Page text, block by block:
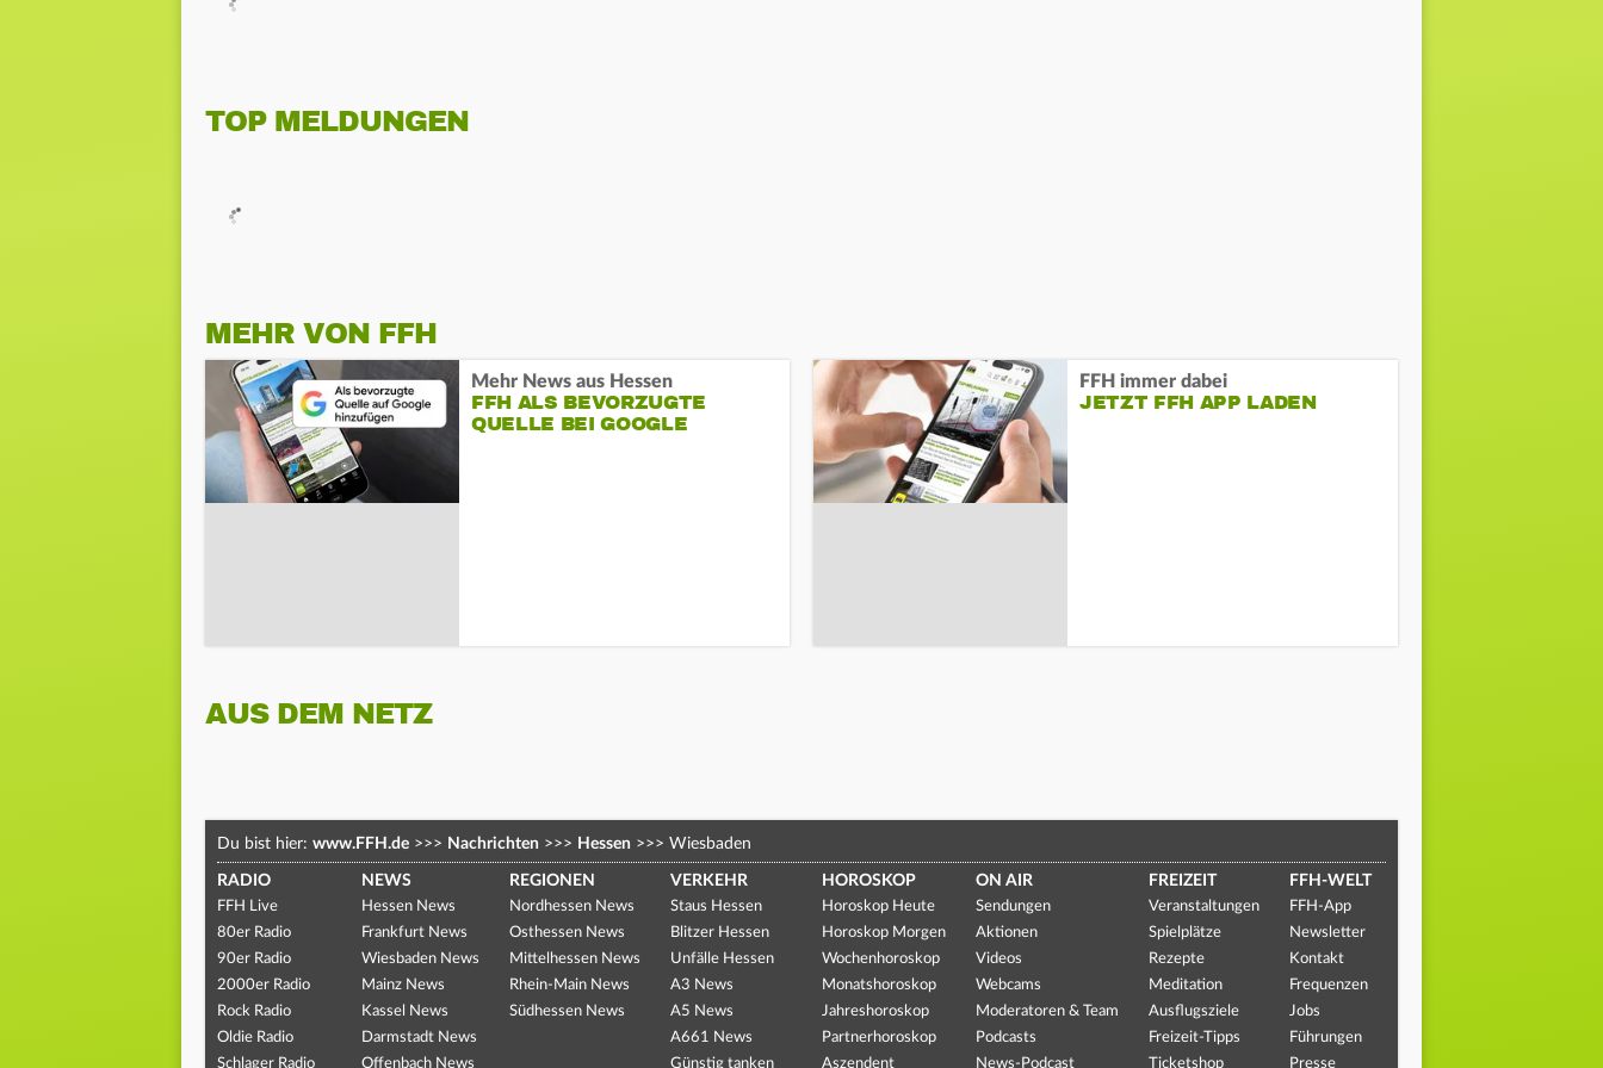
TOP MELDUNGEN
MEHR VON FFH
Mehr News aus Hessen
FFH ALS BEVORZUGTE
QUELLE BEI GOOGLE
FFH immer dabei
JETZT FFH APP LADEN
AUS DEM NETZ
Du bist hier: www.FFH.de >>> Nachrichten >>> Hessen >>> Wiesbaden
RADIO
FFH Live
80er Radio
90er Radio
2000er Radio
Rock Radio
Oldie Radio
Schlager Radio
NEWS
Hessen News
Frankfurt News
Wiesbaden News
Mainz News
Kassel News
Darmstadt News
Offenbach News
REGIONEN
Nordhessen News
Osthessen News
Mittelhessen News
Rhein-Main News
Südhessen News
VERKEHR
Staus Hessen
Blitzer Hessen
Unfälle Hessen
A3 News
A5 News
A661 News
Günstig tanken
HOROSKOP
Horoskop Heute
Horoskop Morgen
Wochenhoroskop
Monatshoroskop
Jahreshoroskop
Partnerhoroskop
Aszendent
ON AIR
Sendungen
Aktionen
Videos
Webcams
Moderatoren & Team
Podcasts
News-Podcast
FREIZEIT
Veranstaltungen
Spielplätze
Rezepte
Meditation
Ausflugsziele
Freizeit-Tipps
Ticketshop
FFH-WELT
FFH-App
Newsletter
Kontakt
Frequenzen
Jobs
Führungen
Presse